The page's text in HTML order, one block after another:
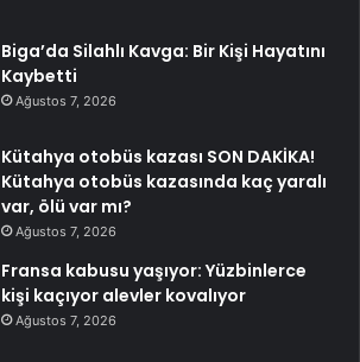
Biga’da Silahlı Kavga: Bir Kişi Hayatını
Kaybetti
Ağustos 7, 2026
Kütahya otobüs kazası SON DAKİKA!
Kütahya otobüs kazasında kaç yaralı
var, ölü var mı?
Ağustos 7, 2026
Fransa kabusu yaşıyor: Yüzbinlerce
kişi kaçıyor alevler kovalıyor
Ağustos 7, 2026